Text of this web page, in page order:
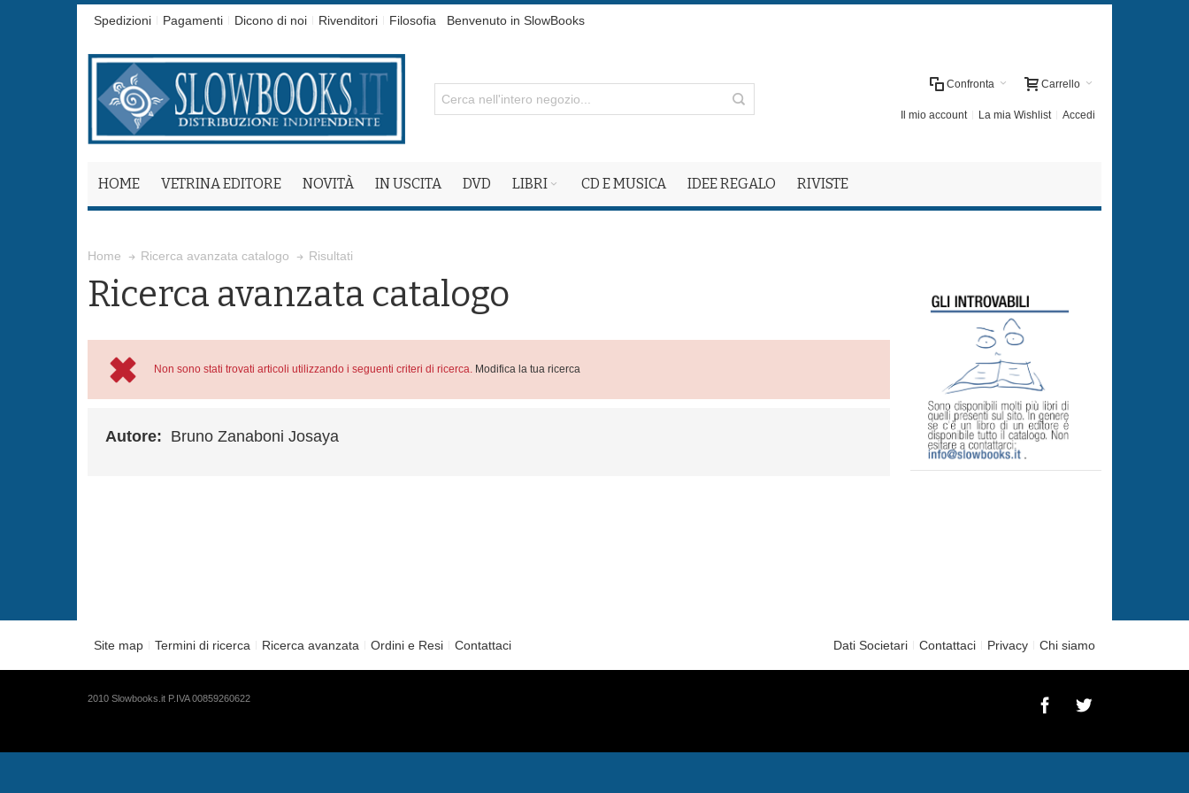
Spedizioni Pagamenti Dicono di noi Rivenditori Filosofia Benvenuto in SlowBooks
Carrello
Confronta
Il mio account La mia Wishlist Accedi
HOME VETRINA EDITORE NOVITÀ IN USCITA DVD LIBRI CD E MUSICA IDEE REGALO RIVISTE
Home Ricerca avanzata catalogo Risultati
Ricerca avanzata catalogo
Non sono stati trovati articoli utilizzando i seguenti criteri di ricerca. Modifica la tua ricerca
Autore: Bruno Zanaboni Josaya
Site map Termini di ricerca Ricerca avanzata Ordini e Resi Contattaci Dati Societari Contattaci Privacy Chi siamo
2010 Slowbooks.it P.IVA 00859260622